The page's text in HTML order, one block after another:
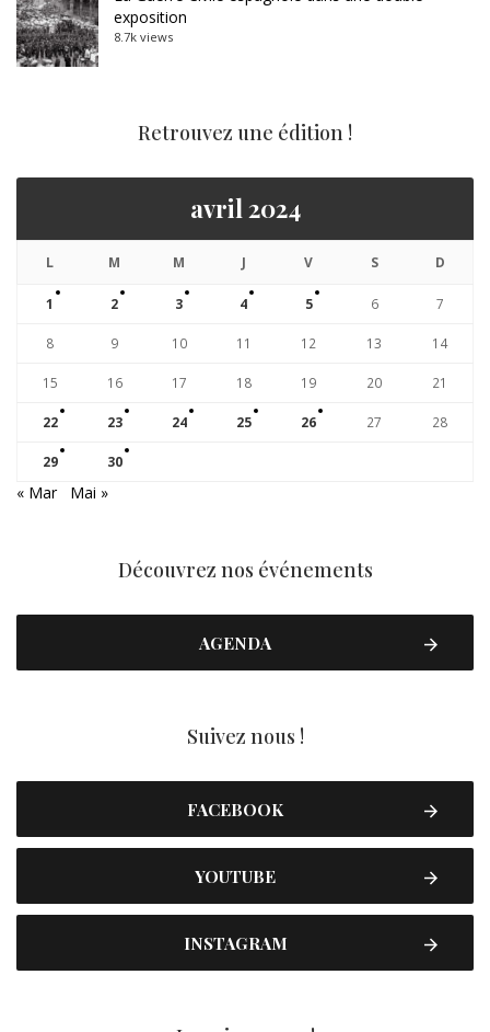
exposition
8.7k views
Retrouvez une édition !
avril 2024
L M M J V S D
1 2 3 4 5 6 7
8 9 10 11 12 13 14
15 16 17 18 19 20 21
22 23 24 25 26 27 28
29 30
« Mar Mai »
Découvrez nos événements
AGENDA
Suivez nous !
FACEBOOK
YOUTUBE
INSTAGRAM